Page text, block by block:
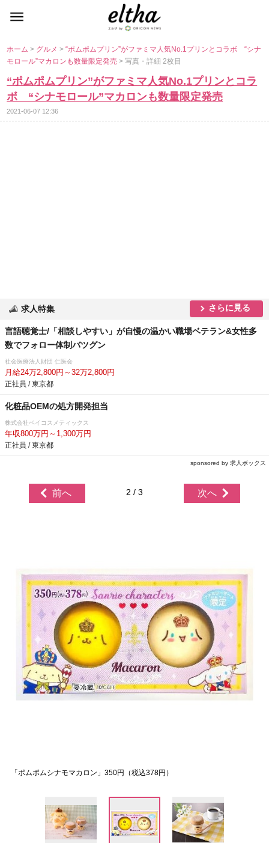
ホーム> グルメ>“ポムポムプリン”がファミマ人気No.1プリンとコラボ “シナ
モロール”マカロンも数量限定発売> 写真・詳細 2枚目
“ポムポムプリン”がファミマ人気No.1プリンとコラ
ボ “シナモロール”マカロンも数量限定発売
2021-06-07 12:36
求人特集 さらに見る
言語聴覚士/「相談しやすい」が自慢の温かい職場ベテラン&女性多
数でフォロー体制バツグン
社会医療法人財団 仁医会
月給24万2,800円～32万2,800円
正社員 / 東京都
化粧品OEMの処方開発担当
株式会社ベイコスメティックス
年収800万円～1,300万円
正社員 / 東京都
sponsored by 求人ボックス
前へ 2 / 3 次へ
「ポムポムシナモマカロン」350円（税込378円）